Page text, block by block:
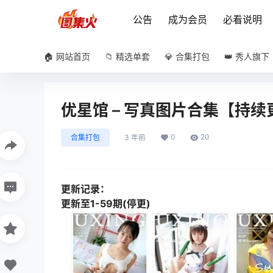
公告 成为会员 必看说明
🏠 网站首页 📁 精选单套 💎 合集打包 👑 秀人旗下
优星馆 – 写真图片合集【持续
合集打包 3 年前 0 20
更新记录：
更新至1-59期(停更)